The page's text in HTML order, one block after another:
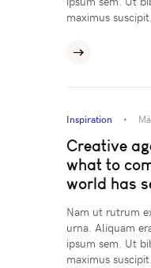
maximus
Inspiration
Creative
what to
world has
Nam ut rutrum
urna. Aliquam
ipsum sem. Ut
maximus